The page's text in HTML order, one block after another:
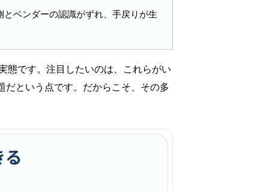
とベンダーの認識がずれ、手戻りが生
態です。注目したいのは、これらがい
だという点です。だからこそ、その多